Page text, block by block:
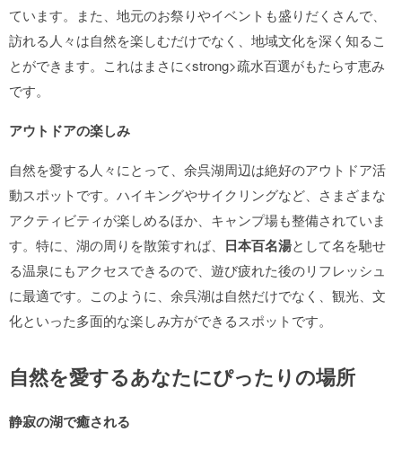
ています。また、地元のお祭りやイベントも盛りだくさんで、
訪れる人々は自然を楽しむだけでなく、地域文化を深く知るこ
とができます。これはまさに<​strong>疏水百選がもたらす恵み
です。
アウトドアの楽しみ
自然を愛する人々にとって、余呉湖周辺は絶好のアウトドア活
動スポットです。ハイキングやサイクリングなど、さまざまな
アクティビティが楽しめるほか、キャンプ場も整備されていま
す。特に、湖の周りを散策すれば、 日本百名湯として名を馳せ
る温泉にもアクセスできるので、遊び疲れた後のリフレッシュ
に最適です。このように、余呉湖は自然だけでなく、観光、文
化といった多面的な楽しみ方ができるスポットです。
自然を愛するあなたにぴったりの場所
静寂の湖で癒される